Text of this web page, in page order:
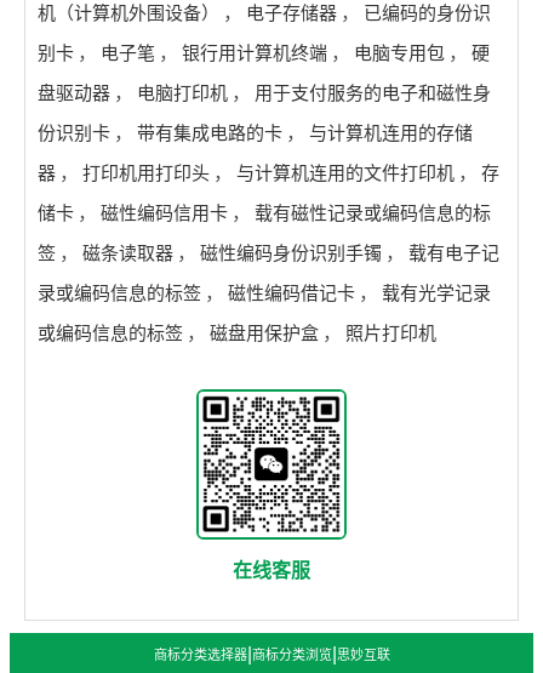
机（计算机外围设备）
， 电子存储器 ，
已编码的身份识
别卡 ， 电子笔 ， 银行用计算机终端 ， 电脑专用包 ，
硬
盘驱动器 ， 电脑打印机 ，
用于支付服务的电子和磁性身
份识别卡 ， 带有集成电路的卡 ，
与计算机连用的存储
器 ， 打印机用打印头 ， 与计算机连用的文件打印机 ，
存
储卡 ， 磁性编码信用卡 ，
载有磁性记录或编码信息的标
签 ， 磁条读取器 ， 磁性编码身份识别手镯 ，
载有电子记
录或编码信息的标签 ， 磁性编码借记卡 ，
载有光学记录
或编码信息的标签 ， 磁盘用保护盒 ， 照片打印机
在线客服
商标分类选择器| 商标分类浏览| 思妙互联